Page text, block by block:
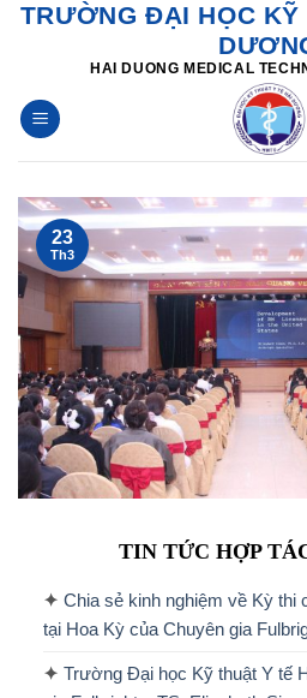
SkipTRƯỜNG ĐẠI HỌC KỸ
HAI DUONG MEDICAL
23
Th3
TIN TỨC HỢP
Chia sẻ kinh nghiệm về Kỳ thi
tại Hoa Kỳ của Chuyên gia
Trường Đại học Kỹ thuật Y tế